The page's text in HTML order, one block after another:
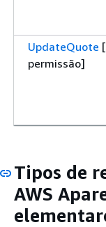
UpdateQuote
permissão]
Tipos de
AWS